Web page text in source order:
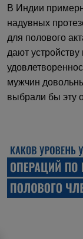
В Индии
надувных
для полового
дают
мужчин
выбрали бы эту